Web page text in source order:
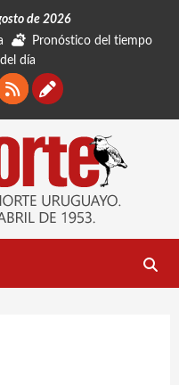
de 2026
Pronóstico del tiempo
día
RSSContáctanos